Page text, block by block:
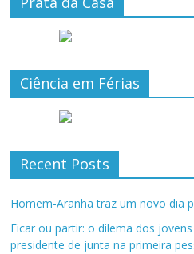
Ciência em Férias
Recent Posts
Homem-Aranha traz um novo dia
Ficar ou partir: o dilema dos
presidente de junta na primeira